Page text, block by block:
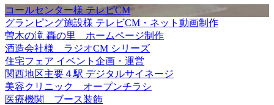
コールセンター様 テレビCM
グランピング施設様 テレビCM・ネット動画制作
曽木の滝 轟の里 ホームページ制作
酒造会社様 ラジオCM シリーズ
住宅フェア イベント企画・運営
関西地区主要４駅 デジタルサイネージ
美容クリニック オープンチラシ
医療機関 ブース装飾